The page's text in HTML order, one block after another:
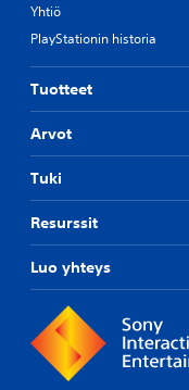
Yhtiö
PlayStationin historia
Tuotteet
Arvot
Tuki
Resurssit
Luo yhteys